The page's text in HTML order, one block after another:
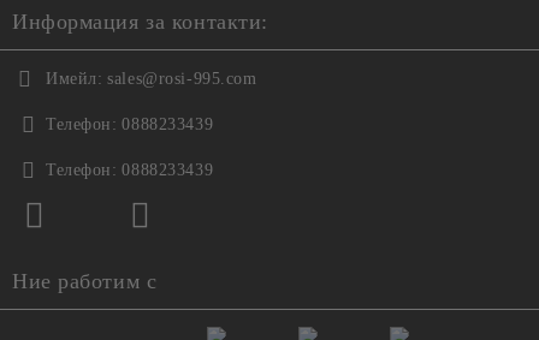
Информация за контакти:
Имейл: sales@rosi-995.com
Телефон: 0888233439
Телефон: 0888233439
Ние работим с